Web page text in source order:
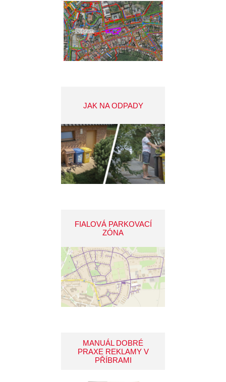
JAK NA ODPADY
FIALOVÁ PARKOVACÍ
ZÓNA
MANUÁL DOBRÉ
PRAXE REKLAMY V
PŘÍBRAMI